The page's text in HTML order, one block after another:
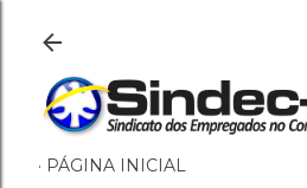
PÁGINA INICIAL